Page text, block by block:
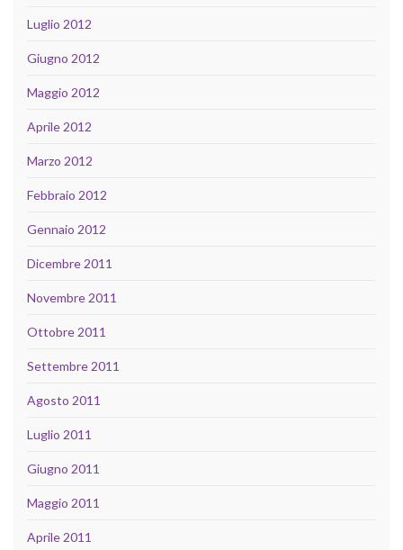
Luglio 2012
Giugno 2012
Maggio 2012
Aprile 2012
Marzo 2012
Febbraio 2012
Gennaio 2012
Dicembre 2011
Novembre 2011
Ottobre 2011
Settembre 2011
Agosto 2011
Luglio 2011
Giugno 2011
Maggio 2011
Aprile 2011